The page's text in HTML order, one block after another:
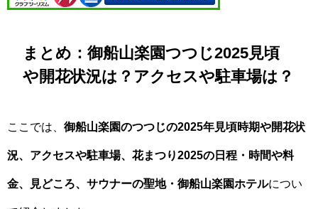
まとめ：御船山楽園つつじ2025見頃
や開花状況は？アクセスや駐車場は？
ここでは、 御船山楽園のつつじの2025年見頃時期や開花状
況、アクセスや駐車場、花まつり2025の日程・時間や料
金、見どころ、サウナーの聖地・御船山楽園ホテルについ